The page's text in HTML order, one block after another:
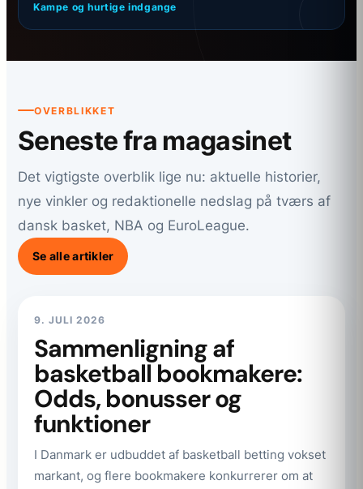
Kampe og hurtige indgange
OVERBLIKKET
Seneste fra magasinet
Det vigtigste overblik lige nu: aktuelle historier,
nye vinkler og redaktionelle nedslag på tværs af
dansk basket, NBA og EuroLeague.
Se alle artikler
9. JULI 2026
Sammenligning af
basketball bookmakere:
Odds, bonusser og
funktioner
I Danmark er udbuddet af basketball betting vokset
markant, og flere bookmakere konkurrerer om at